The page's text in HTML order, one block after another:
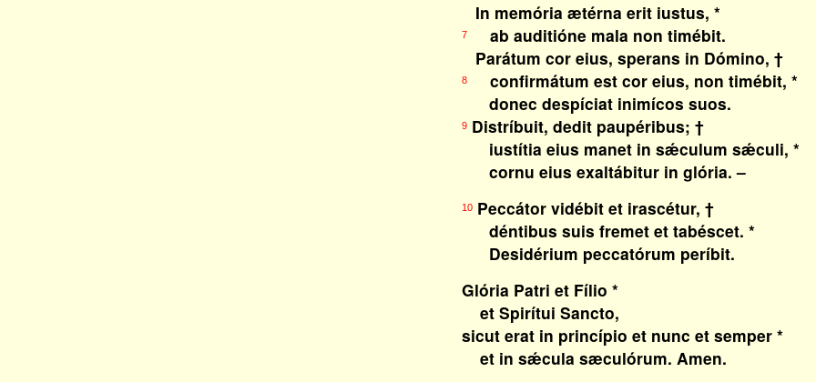
In memória ætérna erit iustus, *
7
ab auditióne mala non timébit.
Parátum cor eius, sperans in Dómino, †
8
confirmátum est cor eius, non timébit, *
donec despíciat inimícos suos.
9 Distríbuit, dedit paupéribus; †
iustítia eius manet in sǽculum sǽculi, *
cornu eius exaltábitur in glória. –
10 Peccátor vidébit et irascétur, †
déntibus suis fremet et tabéscet. *
Desidérium peccatórum períbit.
Glória Patri et Fílio *
et Spirítui Sancto,
sicut erat in princípio et nunc et semper *
et in sǽcula sæculórum. Amen.